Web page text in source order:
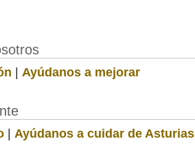
| Ayúdanos a mejorar
| Ayúdanos a cuidar de Asturias